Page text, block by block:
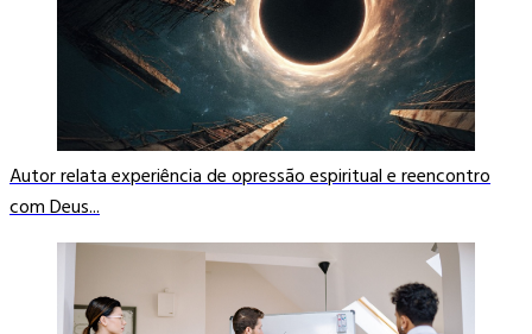
Autor relata experiência de opressão espiritual e reencontro
com Deus...